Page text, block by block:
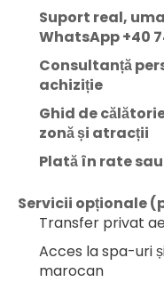
Suport real,
WhatsApp +40
Consultanță
achiziție
Ghid de
zonă și atracții
Plată în rate
Servicii opționale
Transfer privat
Acces la spa-uri
marocan